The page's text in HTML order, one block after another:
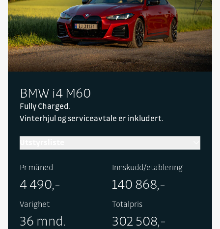
BMW i4 M60
Fully Charged.
Vinterhjul og serviceavtale er inkludert.
Pr måned
4 490,-
Innskudd/etablering
140 868,-
Varighet
36 mnd.
Totalpris
302 508,-